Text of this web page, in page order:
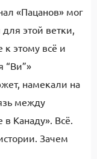
«Пацанов» мог
этой ветки,
этому всё и
“Ви”»
намекали на
между
Канаду». Всё.
Зачем